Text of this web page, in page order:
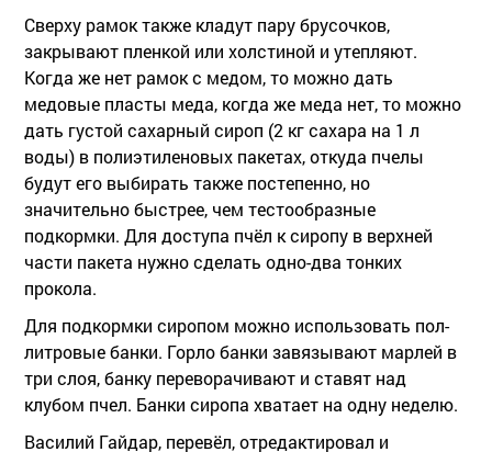
Сверху рамок также кладут пару брусочков,
закрывают пленкой или холстиной и утепляют.
Когда же нет рамок с медом, то можно дать
медовые пласты меда, когда же меда нет, то можно
дать густой сахарный сироп (2 кг сахара на 1 л
воды) в полиэтиленовых пакетах, откуда пчелы
будут его выбирать также постепенно, но
значительно быстрее, чем тестообразные
подкормки. Для доступа пчёл к сиропу в верхней
части пакета нужно сделать одно-два тонких
прокола.
Для подкормки сиропом можно использовать пол-
литровые банки. Горло банки завязывают марлей в
три слоя, банку переворачивают и ставят над
клубом пчел. Банки сиропа хватает на одну неделю.
Василий Гайдар, перевёл, отредактировал и